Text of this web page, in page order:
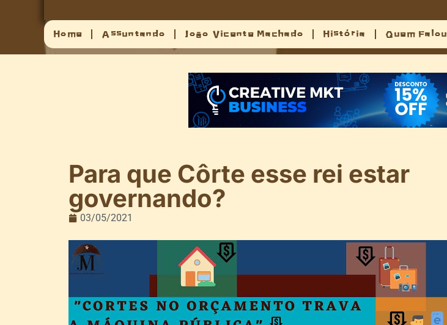
Home Assuntando João Vicente Machado História Quem Falou
Para que Côrte esse rei estar
governando?
03/05/2021